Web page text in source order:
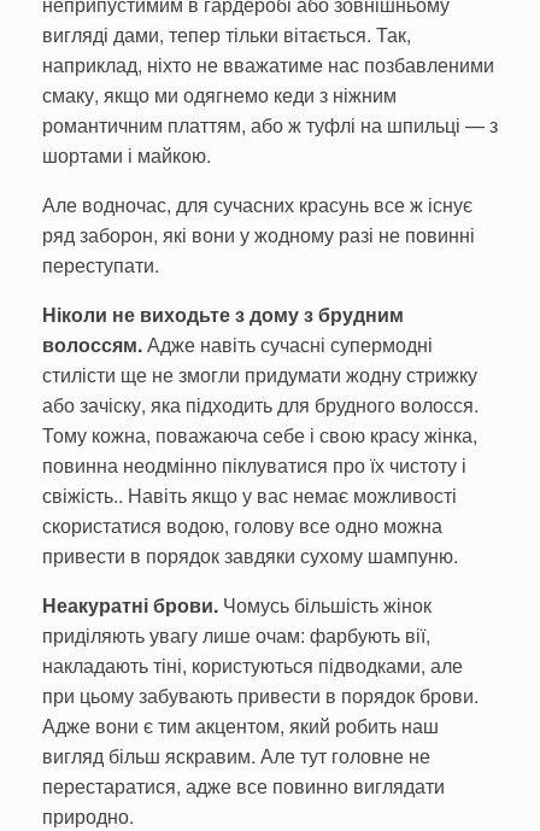
вигляді дами, тепер тільки вітається. Так,
наприклад, ніхто не вважатиме нас позбавленими
смаку, якщо ми одягнемо кеди з ніжним
романтичним платтям, або ж туфлі на шпильці — з
шортами і майкою.
Але водночас, для сучасних красунь все ж існує
ряд заборон, які вони у жодному разі не повинні
переступати.
Ніколи не виходьте з дому з брудним
волоссям.Адже навіть сучасні супермодні
стилісти ще не змогли придумати жодну стрижку
або зачіску, яка підходить для брудного волосся.
Тому кожна, поважаюча себе і свою красу жінка,
повинна неодмінно піклуватися про їх чистоту і
свіжість.. Навіть якщо у вас немає можливості
скористатися водою, голову все одно можна
привести в порядок завдяки сухому шампуню.
Неакуратні брови. Чомусь більшість жінок
приділяють увагу лише очам: фарбують вії,
накладають тіні, користуються підводками, але
при цьому забувають привести в порядок брови.
Адже вони є тим акцентом, який робить наш
вигляд більш яскравим. Але тут головне не
перестаратися, адже все повинно виглядати
природно.